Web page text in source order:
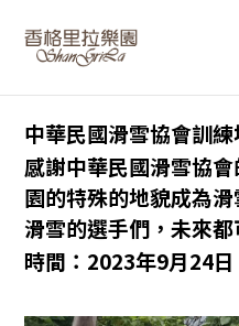
中華民國滑雪協會訓
感謝中華民國滑雪協
園的特殊的地貌成為
滑雪的選手們，未來
時間：2023年9月24日